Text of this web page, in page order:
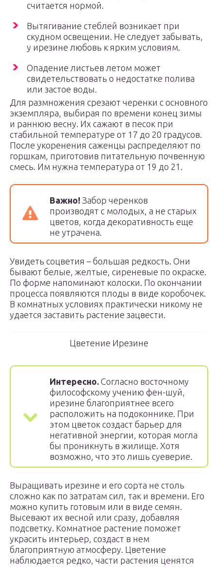
считается нормой.
Вытягивание стеблей возникает при
скудном освещении. Не следует забывать,
у ирезине любовь к ярким условиям.
Опадение листьев летом может
свидетельствовать о недостатке полива
или застое воды.
Для размножения срезают черенки с основного
экземпляра, выбирая по времени конец зимы
и раннюю весну. Их сажают в песок при
стабильной температуре от 17 до 20 градусов.
После укоренения саженцы распределяют по
горшкам, приготовив питательную почвенную
смесь. Им нужна температура от 19 до 21.
Важно! Забор черенков
производят с молодых, а не старых
цветов, когда декоративность еще
не утрачена.
Увидеть соцветия – большая редкость. Они
бывают белые, желтые, сиреневые по окраске.
По форме напоминают колоски. По окончании
процесса появляются плоды в виде коробочек.
В комнатных условиях практически никому не
удается заставить растение зацвести.
Цветение Ирезине
Интересно. Согласно восточному
философскому учению фен-шуй,
ирезине благоприятнее всего
расположить на подоконнике. При
этом цветок создаст барьер для
негативной энергии, которая могла
бы проникнуть в жилище. Хотя
возможно, что это лишь суеверие.
Выращивать ирезине и его сорта не столь
сложно как по затратам сил, так и времени. Его
можно купить готовым или в виде семян.
Высевают их весной или сразу, добавляя
подсветку. Комнатное растение поможет
украсить интерьер, создаст в нем
благоприятную атмосферу. Цветение
наблюдается редко, части растения ценятся